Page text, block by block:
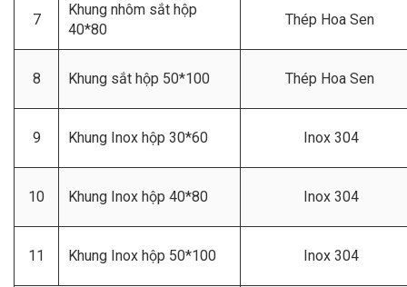
7
Khung nhôm sắt hộp
40*80
Thép Hoa Sen
8 Khung sắt hộp 50*100 Thép Hoa Sen
9 Khung Inox hộp 30*60 Inox 304
10 Khung Inox hộp 40*80 Inox 304
11 Khung Inox hộp 50*100 Inox 304